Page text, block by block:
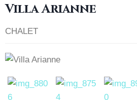
Villa Arianne
CHALET